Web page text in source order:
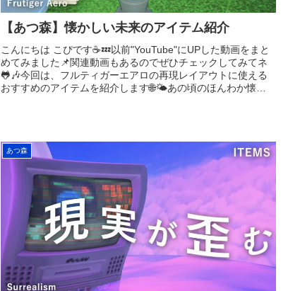
【あつ森】懐かしい未来のアイテム紹介
こんにちは こぴです☕️💤以前"YouTube"にUPした動画をまと
めてみました📌関連動画もあるのでぜひチェックしてみてネ
🐸🎶今回は、フルティガーエアロの再現レイアウトに使える
おすすめのアイテムを紹介します🌐🌤あの頃のほんわか懐か
あつ森